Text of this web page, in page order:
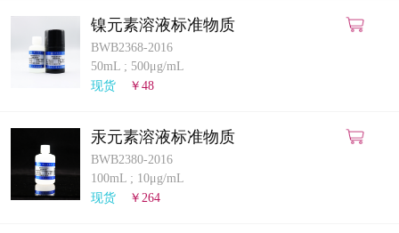
镍元素溶液标准物质
BWB2368-2016
50mL ; 500μg/mL
现货
￥48
汞元素溶液标准物质
BWB2380-2016
100mL ; 10μg/mL
现货
￥264